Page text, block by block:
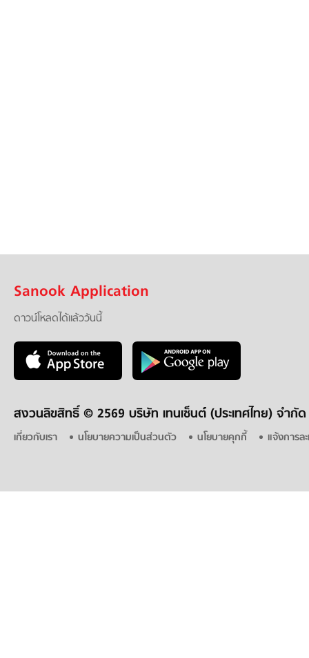
Sanook Application
ดาวน์โหลดได้แล้ววันนี้
สงวนลิขสิทธิ์ © 2569 บริษัท เทนเซ็นต์ (ประเทศไทย) จำกัด
เกี่ยวกับเรา นโยบายความเป็นส่วนตัว นโยบายคุกกี้ แจ้งการล